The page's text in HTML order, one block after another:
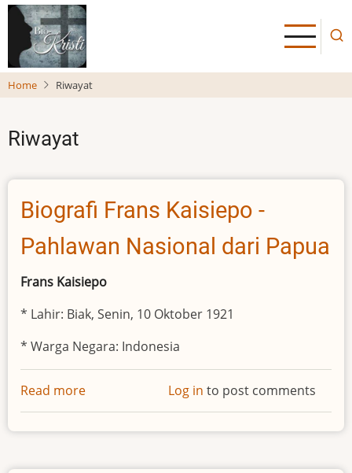
Skip
main
content
Home Riwayat
Riwayat
Biografi Frans Kaisiepo -
Pahlawan Nasional dari Papua
Frans Kaisiepo
* Lahir: Biak, Senin, 10 Oktober 1921
* Warga Negara: Indonesia
Read more
Biografi
Frans
-
Log in to post comments